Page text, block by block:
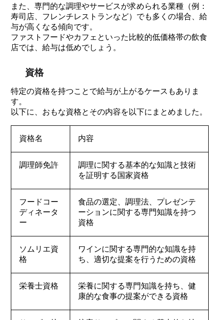
また、専門的な調理やサービスが求められる業種（例：
寿司店、フレンチレストランなど）でも多くの場合、給
与が高くなる傾向です。
ファストフードやカフェといった比較的低価格帯の飲食
店では、給与は低めでしょう。
資格
特定の資格を持つことで給与が上がるケースもありま
す。
以下に、おもな資格とその内容を以下にまとめました。
資格名 内容
調理師免許
調理に関する基本的な知識と技術
を証明する国家資格
フードコー
ディネータ
ー
食品の選定、調理法、プレゼンテ
ーションに関する専門知識を持つ
資格
ソムリエ資
格
ワインに関する専門的な知識を持
ち、適切な提案を行うための資格
栄養士資格
栄養に関する専門知識を持ち、健
康的な食事の提案ができる資格